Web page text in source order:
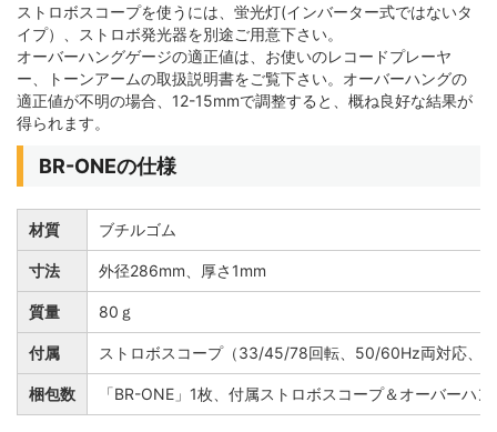
ストロボスコープを使うには、蛍光灯(インバーター式ではないタ
イプ）、ストロボ発光器を別途ご用意下さい。
オーバーハングゲージの適正値は、お使いのレコードプレーヤ
ー、トーンアームの取扱説明書をご覧下さい。オーバーハングの
適正値が不明の場合、12-15mmで調整すると、概ね良好な結果が
得られます。
BR-ONEの仕様
材質 ブチルゴム
寸法 外径286mm、厚さ1mm
質量 80ｇ
付属 ストロボスコープ（33/45/78回転、50/60Hz両対応、
梱包数 「BR-ONE」1枚、付属ストロボスコープ＆オーバーハ